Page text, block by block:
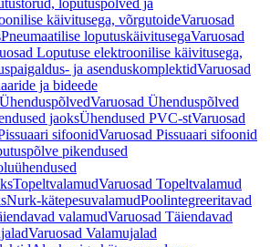
loputuspõlved ja
käivitusega, võrgutoideVaruosad
Pneumaatilise loputuskäivitusegaVaruosad
Loputuse elektroonilise käivitusega,
ja asenduskomplektidVaruosad
ja bideede
ÜhenduspõlvedVaruosad Ühenduspõlved
jaoksÜhendused PVC-stVaruosad
sifoonidVaruosad Pissuaari sifoonid
pikendused
TopeltvalamudVaruosad Topeltvalamud
Nurk-kätepesuvalamudPoolintegreeritavad
valamudVaruosad Täiendavad
Varuosad Valamujalad